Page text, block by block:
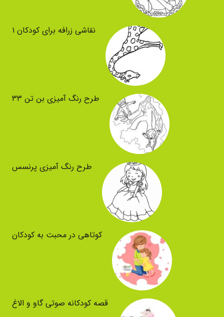
نقاشی زرافه برای کودکان ۱
طرح رنگ آمیزی بن تن ۳۳
طرح رنگ آمیزی پرنسس
کوتاهی در محبت به کودکان
قصه کودکانه صوتی گاو و الاغ